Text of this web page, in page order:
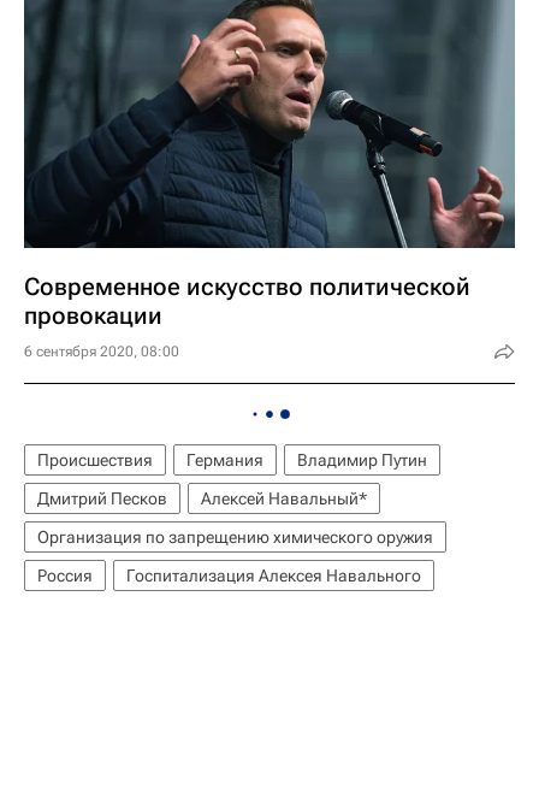
Современное искусство политической
провокации
6 сентября 2020, 08:00
Происшествия Германия
Владимир Путин
Дмитрий Песков
Алексей Навальный*
Организация по запрещению химического оружия
Россия
Госпитализация Алексея Навального